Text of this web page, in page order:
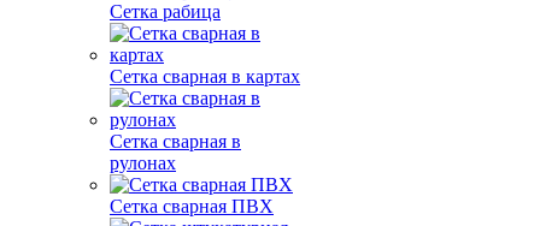
Сетка рабица
Сетка сварная в картах
Сетка сварная в
рулонах
Сетка сварная ПВХ